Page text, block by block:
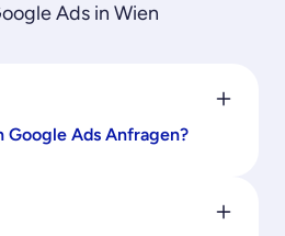
Ads in Wien
Google Ads Anfragen?